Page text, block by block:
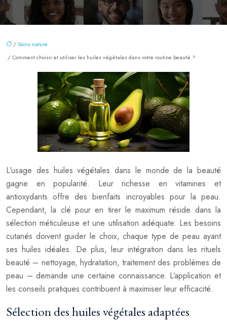
/Soins nature
/ Comment choisir et utiliser les huiles végétales dans votre routine beauté ?
L’usage des huiles végétales dans le monde de la beauté
gagne en popularité. Leur richesse en vitamines et
antioxydants offre des bienfaits incroyables pour la peau.
Cependant, la clé pour en tirer le maximum réside dans la
sélection méticuleuse et une utilisation adéquate. Les besoins
cutanés doivent guider le choix, chaque type de peau ayant
ses huiles idéales. De plus, leur intégration dans les rituels
beauté – nettoyage, hydratation, traitement des problèmes de
peau – demande une certaine connaissance. L’application et
les conseils pratiques contribuent à maximiser leur efficacité.
Sélection des huiles végétales adaptées